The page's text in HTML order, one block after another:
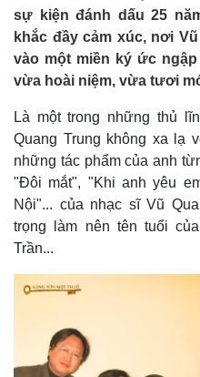
Đảng
Tổ chức nhân sự
Quốc hội
Nhận diện sự thật
sự kiện đánh dấu 25
khắc đầy cảm xúc, nơi
vào một miền ký ức
vừa hoài niệm, vừa tươi
Là một trong những thủ
Quang Trung không xa lạ
những tác phẩm của anh
"Đôi mắt", "Khi anh yêu
Nội"... của nhạc sĩ Vũ
trọng làm nên tên tuổi
Trần...